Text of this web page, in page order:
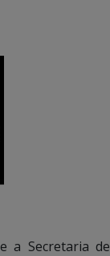
a Secretaria de